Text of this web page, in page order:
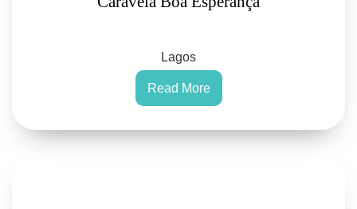
Lagos
Read More